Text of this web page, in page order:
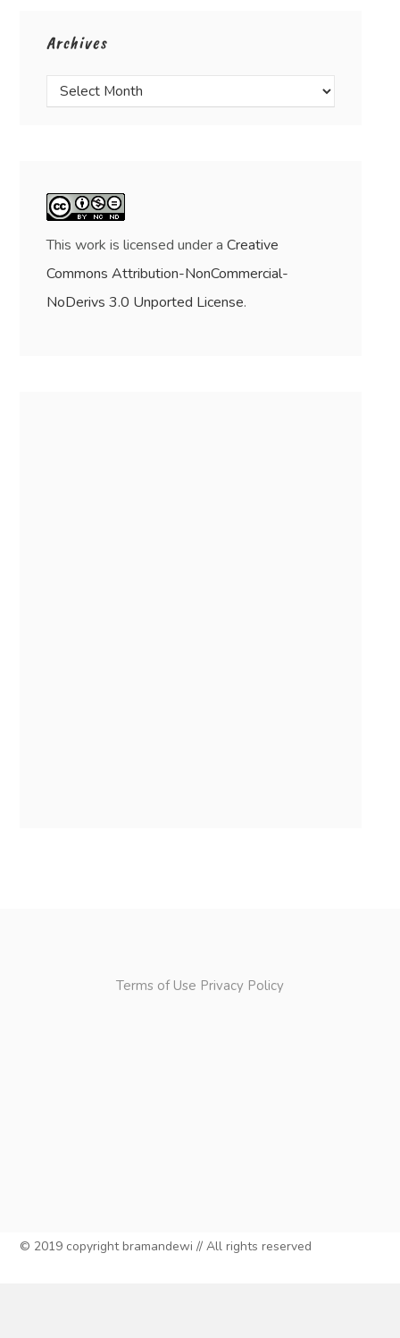
Archives
This work is licensed under aCreative
Commons Attribution-NonCommercial-
NoDerivs 3.0 Unported License.
Terms of Use Privacy Policy
© 2019 copyright bramandewi // All rights reserved